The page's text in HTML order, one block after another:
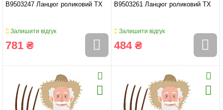
B9503247 Ланцюг роликовий TX
Залишити відгук
781 ₴
B9503261 Ланцюг роликовий TX
Залишити відгук
484 ₴